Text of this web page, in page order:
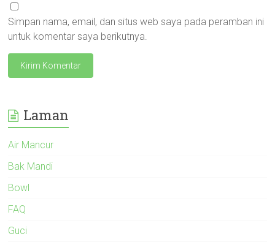
Simpan nama, email, dan situs web saya pada peramban ini
untuk komentar saya berikutnya.
Laman
Air Mancur
Bak Mandi
Bowl
FAQ
Guci